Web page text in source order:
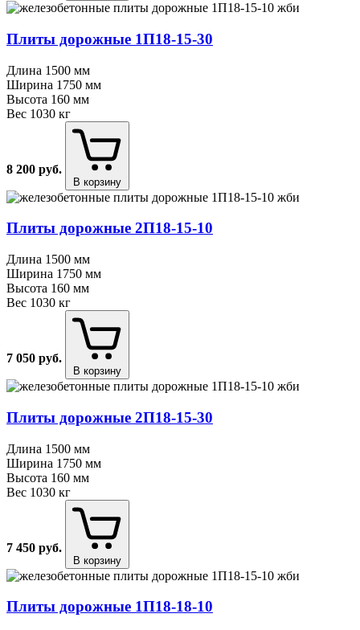
Плиты дорожные 1П18⁠-⁠15⁠-⁠30
Длина 1500 мм
Ширина 1750 мм
Высота 160 мм
Вес 1030 кг
8 200 руб.
В корзину
Плиты дорожные 2П18⁠-⁠15⁠-⁠10
Длина 1500 мм
Ширина 1750 мм
Высота 160 мм
Вес 1030 кг
7 050 руб.
В корзину
Плиты дорожные 2П18⁠-⁠15⁠-⁠30
Длина 1500 мм
Ширина 1750 мм
Высота 160 мм
Вес 1030 кг
7 450 руб.
В корзину
Плиты дорожные 1П18⁠-⁠18⁠-⁠10